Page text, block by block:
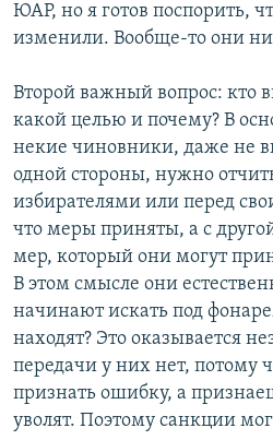
ЮАР, но я готов поспорить,
изменили. Вообще-то они
Второй важный вопрос: кто
какой целью и почему? В
некие чиновники, даже не
одной стороны, нужно
избирателями или перед
что меры приняты, а с
мер, который они могут
В этом смысле они
начинают искать под
находят? Это оказывается
передачи у них нет, потому
признать ошибку, а
уволят. Поэтому санкции